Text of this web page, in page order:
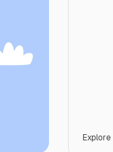
Explore